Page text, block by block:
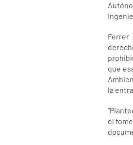
Ferrer
que
la
el